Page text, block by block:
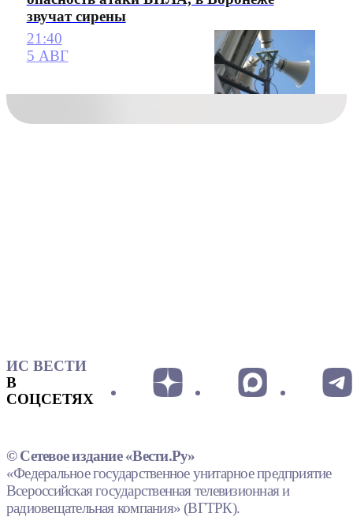
звучат сирены
21:40
5 АВГ
ИС ВЕСТИ
В
СОЦСЕТЯХ
© Сетевое издание «Вести.Ру»
«Федеральное государственное унитарное предприятие
Всероссийская государственная телевизионная и
радиовещательная компания» (ВГТРК).